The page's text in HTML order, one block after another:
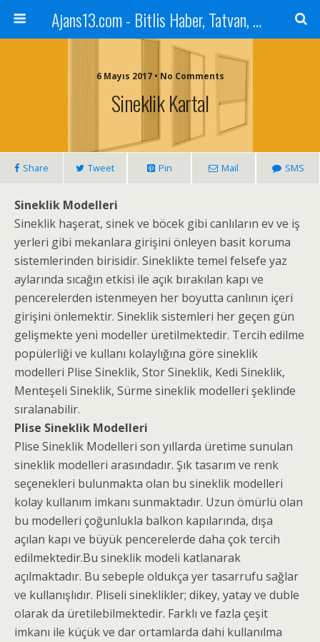
Ajans13.com - Bitlis Haber, Tatvan, Ahlat, Adilcevaz, Mutki, Hizan, Güroymak, Gazete, Ajans, 13, Haber
6 Mayıs 2017 • No Comments
Sineklik Kartal
Share Tweet Pin Mail SMS
Sineklik Modelleri
Sineklik haşerat, sinek ve böcek gibi canlıların ev ve iş
yerleri gibi mekanlara girişini önleyen basit koruma
sistemlerinden birisidir. Sineklikte temel felsefe yaz
aylarında sıcağın etkisi ile açık bırakılan kapı ve
pencerelerden istenmeyen her boyutta canlının içeri
girişini önlemektir. Sineklik sistemleri her geçen gün
gelişmekte yeni modeller üretilmektedir. Tercih edilme
popülerliği ve kullanı kolaylığına göre sineklik
modelleri Plise Sineklik, Stor Sineklik, Kedi Sineklik,
Menteşeli Sineklik, Sürme sineklik modelleri şeklinde
sıralanabilir.
Plise Sineklik Modelleri
Plise Sineklik Modelleri son yıllarda üretime sunulan
sineklik modelleri arasındadır. Şık tasarım ve renk
seçenekleri bulunmakta olan bu sineklik modelleri
kolay kullanım imkanı sunmaktadır. Uzun ömürlü olan
bu modelleri çoğunlukla balkon kapılarında, dışa
açılan kapı ve büyük pencerelerde daha çok tercih
edilmektedir.Bu sineklik modeli katlanarak
açılmaktadır. Bu sebeple oldukça yer tasarrufu sağlar
ve kullanışlıdır. Pliseli sineklikler; dikey, yatay ve duble
olarak da üretilebilmektedir. Farklı ve fazla çeşit
imkanı ile küçük ve dar ortamlarda dahi kullanılma